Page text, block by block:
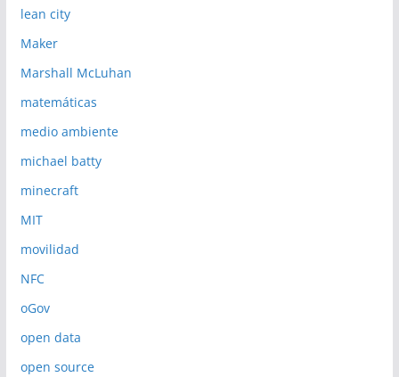
lean city
Maker
Marshall McLuhan
matemáticas
medio ambiente
michael batty
minecraft
MIT
movilidad
NFC
oGov
open data
open source